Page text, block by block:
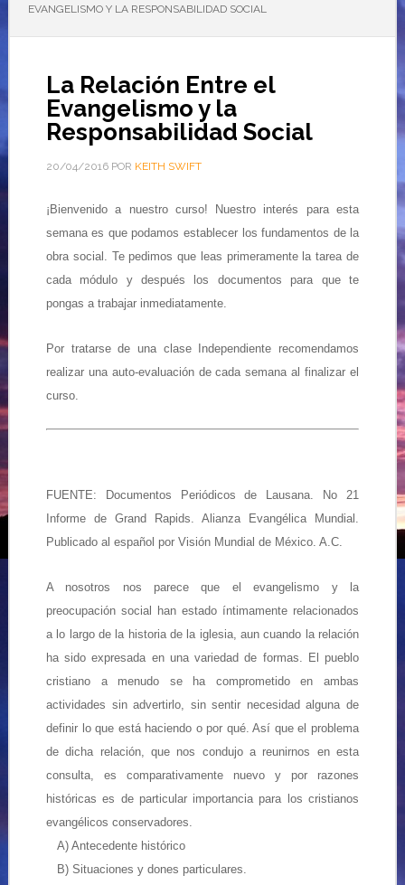
EVANGELISMO Y LA RESPONSABILIDAD SOCIAL
La Relación Entre el
Evangelismo y la
Responsabilidad Social
20/04/2016POR KEITH SWIFT
¡Bienvenido a nuestro curso! Nuestro interés para esta
semana es que podamos establecer los fundamentos de la
obra social. Te pedimos que leas primeramente la tarea de
cada módulo y después los documentos para que te
pongas a trabajar inmediatamente.
Por tratarse de una clase Independiente recomendamos
realizar una auto-evaluación de cada semana al finalizar el
curso.
FUENTE: Documentos Periódicos de Lausana. No 21
Informe de Grand Rapids. Alianza Evangélica Mundial.
Publicado al español por Visión Mundial de México. A.C.
A nosotros nos parece que el evangelismo y la
preocupación social han estado íntimamente relacionados
a lo largo de la historia de la iglesia, aun cuando la relación
ha sido expresada en una variedad de formas. El pueblo
cristiano a menudo se ha comprometido en ambas
actividades sin advertirlo, sin sentir necesidad alguna de
definir lo que está haciendo o por qué. Así que el problema
de dicha relación, que nos condujo a reunirnos en esta
consulta, es comparativamente nuevo y por razones
históricas es de particular importancia para los cristianos
evangélicos conservadores.
A) Antecedente histórico
B) Situaciones y dones particulares.